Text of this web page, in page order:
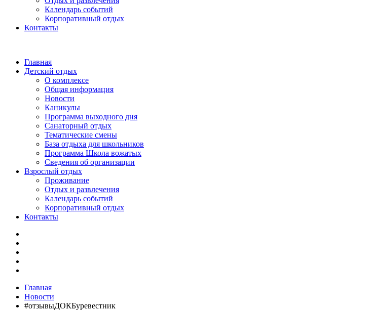
Календарь событий
Корпоративный отдых
Контакты
Главная
Детский отдых
О комплексе
Общая информация
Новости
Каникулы
Программа выходного дня
Санаторный отдых
Тематические смены
База отдыха для школьников
Программа Школа вожатых
Cведения об организации
Взрослый отдых
Проживание
Отдых и развлечения
Календарь событий
Корпоративный отдых
Контакты
Главная
Новости
#отзывыДОКБуревестник